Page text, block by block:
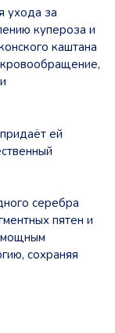
ухода за
купероза и
каштана
кровообращение,
ей
серебра
пятен и
сохраняя